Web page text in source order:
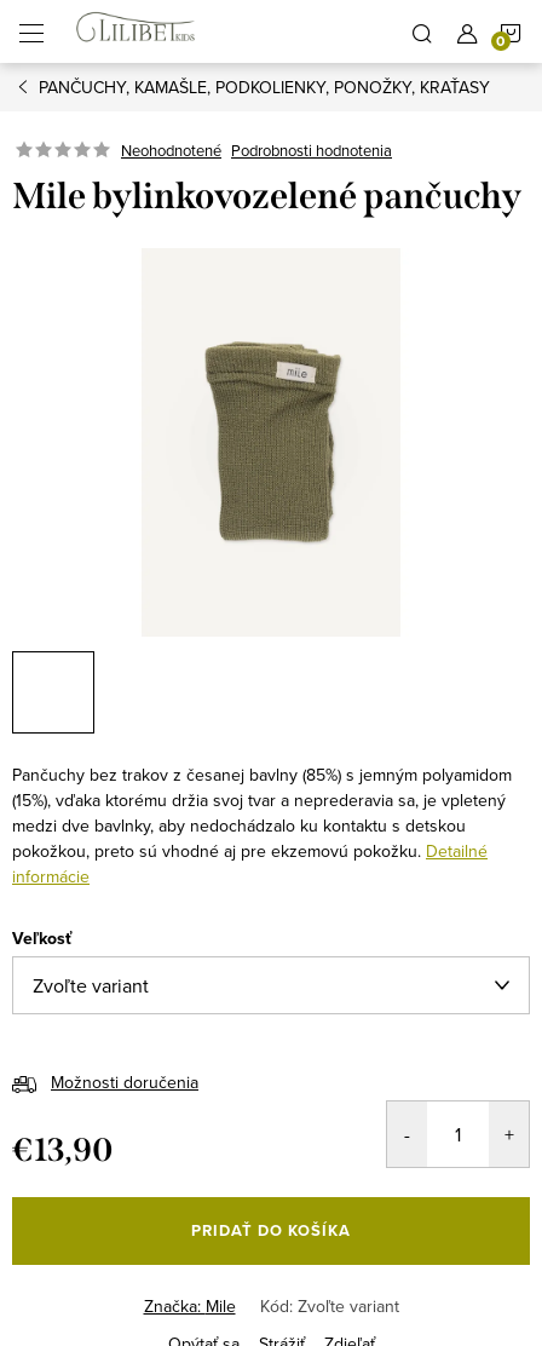
obsah
PANČUCHY, KAMAŠLE, PODKOLIENKY, PONOŽKY, KRAŤASY
Neohodnotené Podrobnosti hodnotenia
Mile bylinkovozelené pančuchy
Pančuchy bez trakov z česanej bavlny (85%) s jemným polyamidom
(15%), vďaka ktorému držia svoj tvar a neprederavia sa, je vpletený
medzi dve bavlnky, aby nedochádzalo ku kontaktu s detskou
pokožkou, preto sú vhodné aj pre ekzemovú pokožku. Detailné
informácie
Veľkosť
Možnosti doručenia
€13,90
cena:
PRIDAŤ DO KOŠÍKA
Značka: Mile Kód: Zvoľte variant